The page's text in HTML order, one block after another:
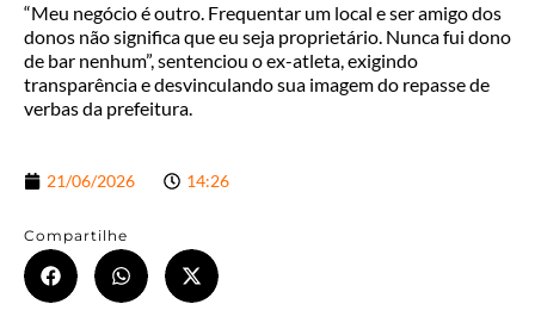
“Meu negócio é outro. Frequentar um local e ser amigo dos
donos não significa que eu seja proprietário. Nunca fui dono
de bar nenhum”, sentenciou o ex-atleta, exigindo
transparência e desvinculando sua imagem do repasse de
verbas da prefeitura.
21/06/2026 14:26
Compartilhe